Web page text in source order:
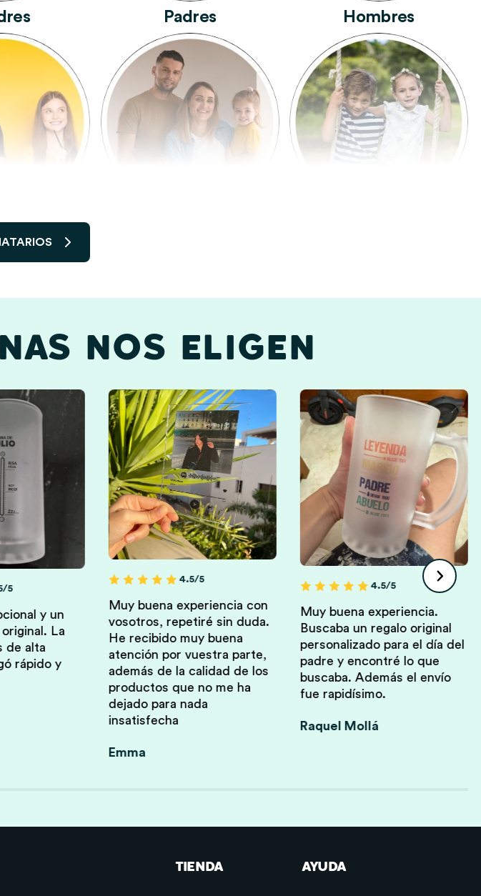
Padres Hombres
Hermanas
Profesores
NOS ELIGEN
5
y un
La
de alta
rápido y
4.5/5
Muy buena experiencia con
vosotros, repetiré sin duda.
He recibido muy buena
atención por vuestra parte,
además de la calidad de los
productos que no me ha
dejado para nada
insatisfecha
Emma
4.5/5
Muy buena experiencia.
Buscaba un regalo original
personalizado para el día del
padre y encontré lo que
buscaba. Además el envío
fue rapidísimo.
Raquel Mollá
TIENDA AYUDA